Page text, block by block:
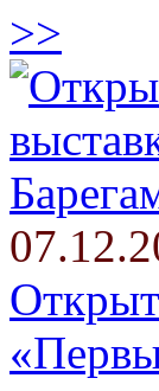
>>